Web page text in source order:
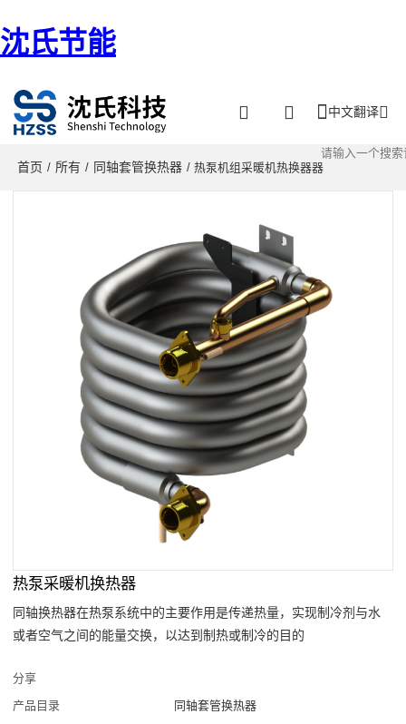
沈氏节能
中文翻译
首页 / 所有 / 同轴套管换热器 / 热泵机组采暖机热换器器
热泵采暖机换热器
同轴换热器在热泵系统中的主要作用是传递热量，实现制冷剂与水
或者空气之间的能量交换，以达到制热或制冷的目的
分享
产品目录
同轴套管换热器